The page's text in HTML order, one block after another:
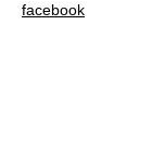
facebook